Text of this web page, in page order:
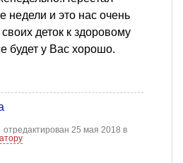
недели и это нас очень
деток к здоровому
будет у Вас хорошо.
отредактирован 25 мая 2018 в